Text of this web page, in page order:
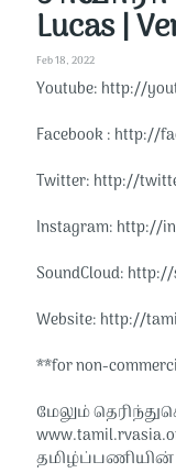
Lucas |
Feb 18, 2022
Youtube: http://
Facebook : http://
Twitter: http://
Instagram: http://
SoundCloud:
Website: http://
**for non-
மேலும்